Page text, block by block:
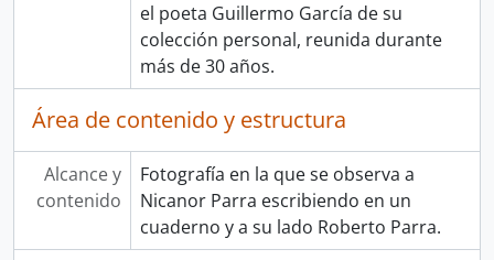
el poeta Guillermo García de su
colección personal, reunida durante
más de 30 años.
Área de contenido y estructura
Alcance y
contenido
Fotografía en la que se observa a
Nicanor Parra escribiendo en un
cuaderno y a su lado Roberto Parra.